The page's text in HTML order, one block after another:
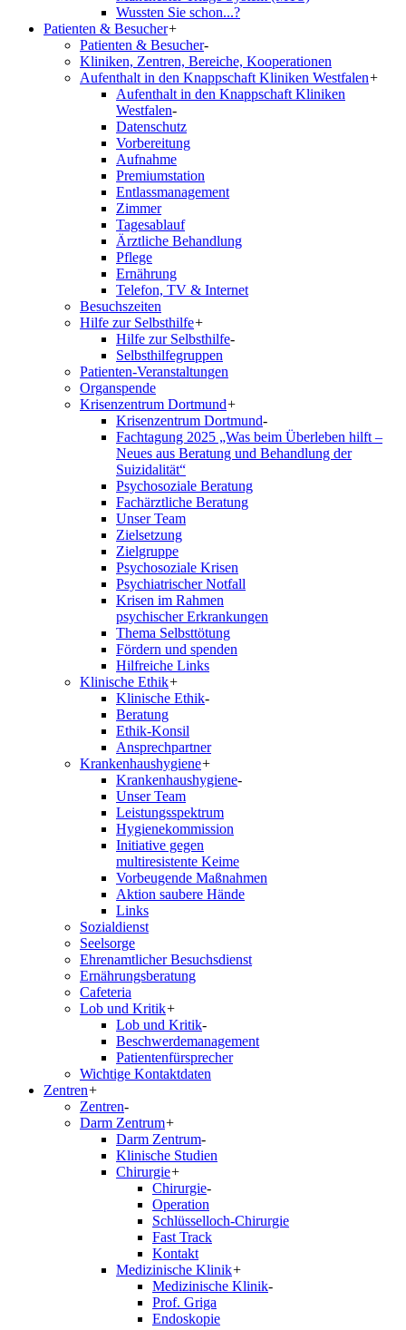
Wussten Sie schon...?
Patienten & Besucher+
Patienten & Besucher-
Kliniken, Zentren, Bereiche, Kooperationen
Aufenthalt in den Knappschaft Kliniken Westfalen+
Aufenthalt in den Knappschaft Kliniken
Westfalen-
Datenschutz
Vorbereitung
Aufnahme
Premiumstation
Entlassmanagement
Zimmer
Tagesablauf
Ärztliche Behandlung
Pflege
Ernährung
Telefon, TV & Internet
Besuchszeiten
Hilfe zur Selbsthilfe+
Hilfe zur Selbsthilfe-
Selbsthilfegruppen
Patienten-Veranstaltungen
Organspende
Krisenzentrum Dortmund+
Krisenzentrum Dortmund-
Fachtagung 2025 „Was beim Überleben hilft –
Neues aus Beratung und Behandlung der
Suizidalität“
Psychosoziale Beratung
Fachärztliche Beratung
Unser Team
Zielsetzung
Zielgruppe
Psychosoziale Krisen
Psychiatrischer Notfall
Krisen im Rahmen
psychischer Erkrankungen
Thema Selbsttötung
Fördern und spenden
Hilfreiche Links
Klinische Ethik+
Klinische Ethik-
Beratung
Ethik-Konsil
Ansprechpartner
Krankenhaushygiene+
Krankenhaushygiene-
Unser Team
Leistungsspektrum
Hygienekommission
Initiative gegen
multiresistente Keime
Vorbeugende Maßnahmen
Aktion saubere Hände
Links
Sozialdienst
Seelsorge
Ehrenamtlicher Besuchsdienst
Ernährungsberatung
Cafeteria
Lob und Kritik+
Lob und Kritik-
Beschwerdemanagement
Patientenfürsprecher
Wichtige Kontaktdaten
Zentren+
Zentren-
Darm Zentrum+
Darm Zentrum-
Klinische Studien
Chirurgie+
Chirurgie-
Operation
Schlüsselloch-Chirurgie
Fast Track
Kontakt
Medizinische Klinik+
Medizinische Klinik-
Prof. Griga
Endoskopie